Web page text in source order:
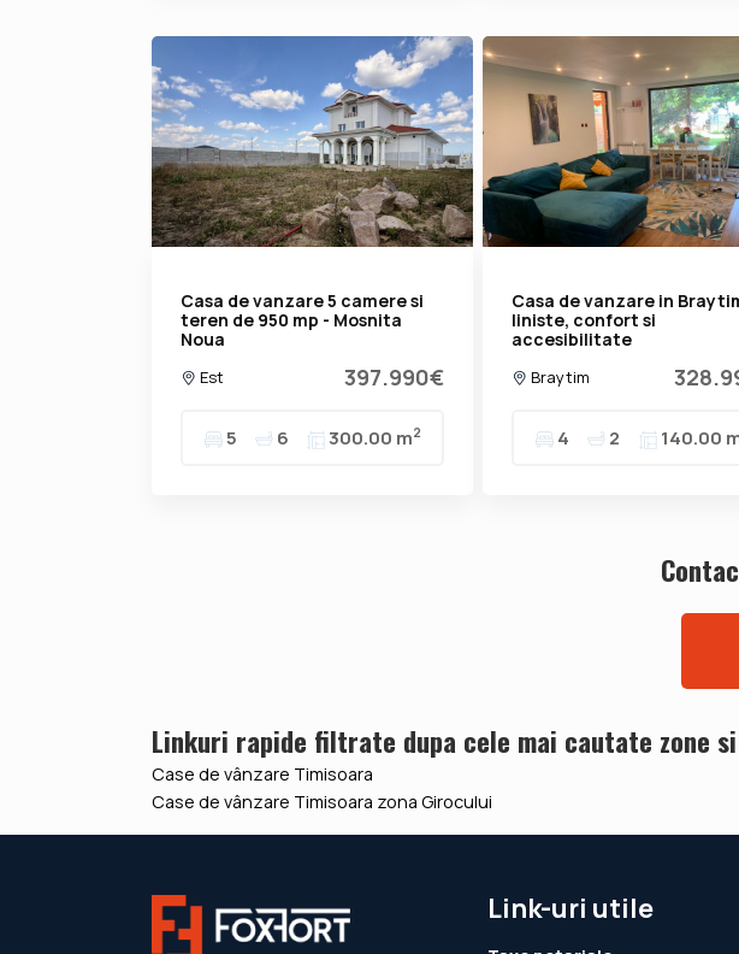
Casa de vanzare 5 camere si
teren de 950 mp - Mosnita
Noua
Est 397.990€
5 6 300.00 m2
Casa de vanzare in
liniste, confort si
accesibilitate
Braytim
4 2 140.00
Linkuri rapide filtrate dupa cele mai cautate zone
Case de vânzare Timisoara
Case de vânzare Timisoara zona Girocului
Link-uri utile